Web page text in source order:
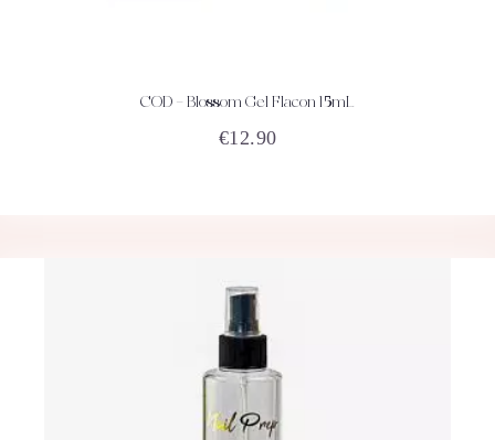
ACHETEZ DÉTAILS
COD – Blossom Gel Flacon 15mL
€12.90